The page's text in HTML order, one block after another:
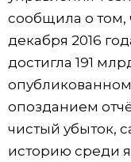
сообщила о том,
декабря 2016
достигла 191
опозданием
чистый убыток,
историю среди